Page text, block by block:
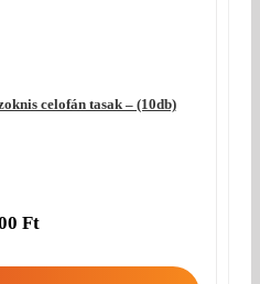
celofán tasak – (10db)
Ft